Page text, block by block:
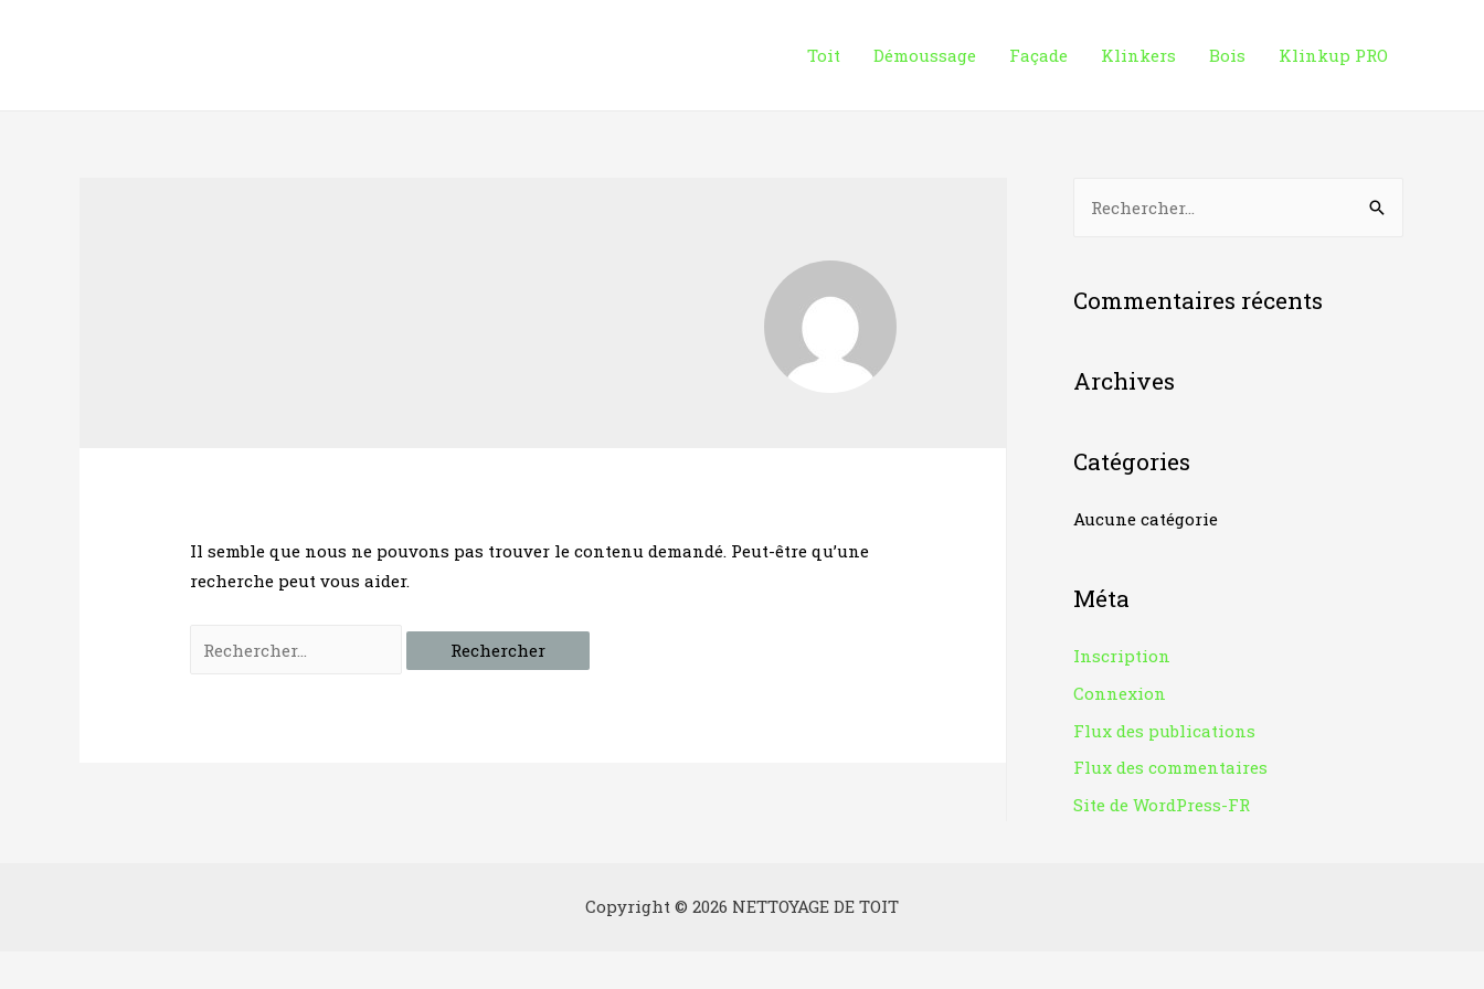
Toit Démoussage Façade Klinkers Bois Klinkup PRO
Il semble que nous ne pouvons pas trouver le contenu demandé. Peut-être qu’une
recherche peut vous aider.
h
c
e
Commentaires récents
Archives
Catégories
Aucune catégorie
Méta
Inscription
Connexion
Flux des publications
Flux des commentaires
Site de WordPress-FR
Copyright © 2026 NETTOYAGE DE TOIT